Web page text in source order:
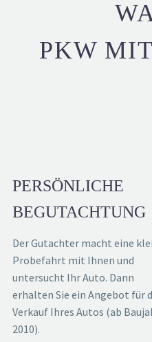
PKW
PERSÖNLICHE
BEGUTACHTUNG
Der Gutachter macht eine
Probefahrt mit Ihnen und
untersucht Ihr Auto. Dann
erhalten Sie ein Angebot für
Verkauf Ihres Autos (ab
2010).